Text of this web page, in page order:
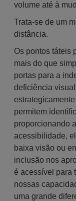
volume até à
Trata-se de um
distância.
Os pontos táteis
mais do que
portas para a
deficiência
permitem
proporcionando
acessibilidade,
baixa visão ou
inclusão nos
é acessível para
nossas
uma grande